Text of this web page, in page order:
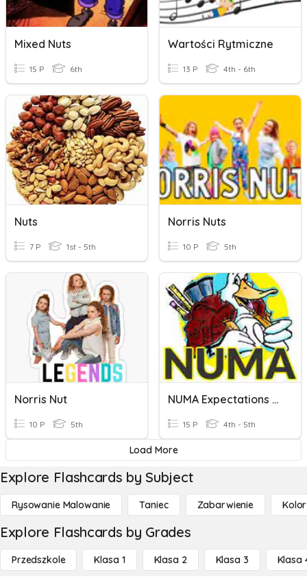
Mixed Nuts
15 P 6th
Wartości Rytmiczne
13 P 4th - 6th
Nuts
7 P 1st - 5th
Norris Nuts
10 P 5th
Norris Nut
10 P 5th
NUMA Expectations & Info
15 P 4th - 5th
Load More
Explore Flashcards by Subject
Rysowanie Malowanie Taniec Zabarwienie Kolor
Explore Flashcards by Grades
Przedszkole Klasa 1 Klasa 2 Klasa 3 Klasa